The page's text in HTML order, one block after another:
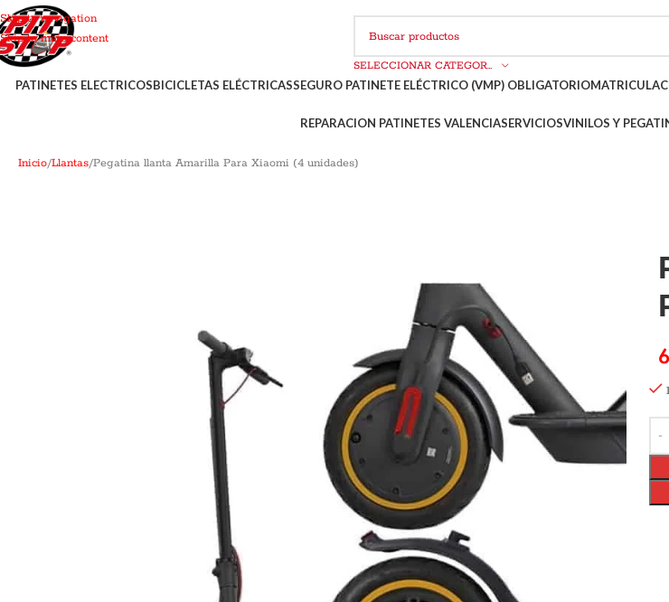
Skip to navigation
Skip to main content
SELECCIONAR CATEGORÍA
PATINETES ELECTRICOSBICICLETAS ELÉCTRICASSEGURO PATINETE ELÉCTRICO (VMP) OBLIGATORIO
REPARACION PATINETES VALENCIASERVICIOSVINILOS Y
Inicio Llantas Pegatina llanta Amarilla Para Xiaomi (4 unidades)